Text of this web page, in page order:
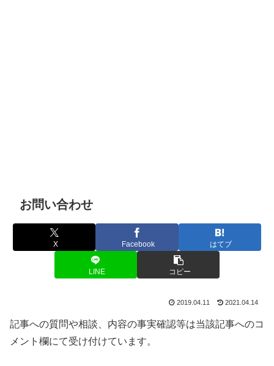
お問い合わせ
X Facebook はてブ
LINE コピー
2019.04.11 2021.04.14
記事への質問や相談、内容の事実確認等は当該記事へのコ
メント欄にて受け付けています。